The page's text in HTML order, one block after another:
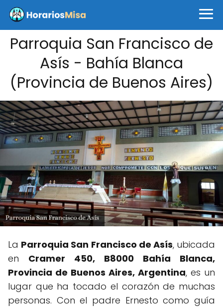
Parroquia San Francisco de
Asís - Bahía Blanca
(Provincia de Buenos Aires)
La Parroquia San Francisco de Asís, ubicada
en Cramer 450, B8000 Bahía Blanca,
Provincia de Buenos Aires, Argentina, es un
lugar que ha tocado el corazón de muchas
personas. Con el padre Ernesto como guía